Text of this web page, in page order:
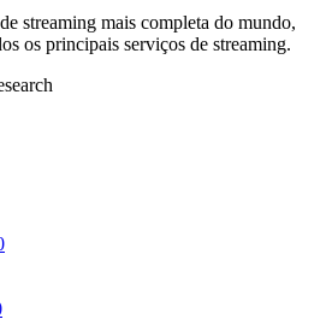
streaming mais completa do mundo,
os principais serviços de streaming.